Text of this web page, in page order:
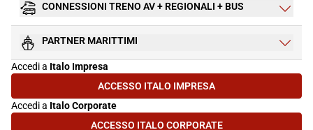
CONNESSIONI TRENO AV + REGIONALI + BUS
PARTNER MARITTIMI
Accedi a Italo Impresa
ACCESSO ITALO IMPRESA(SI APRE IN UNA NUOVA SCHEDA)
Accedi a Italo Corporate
ACCESSO ITALO CORPORATE